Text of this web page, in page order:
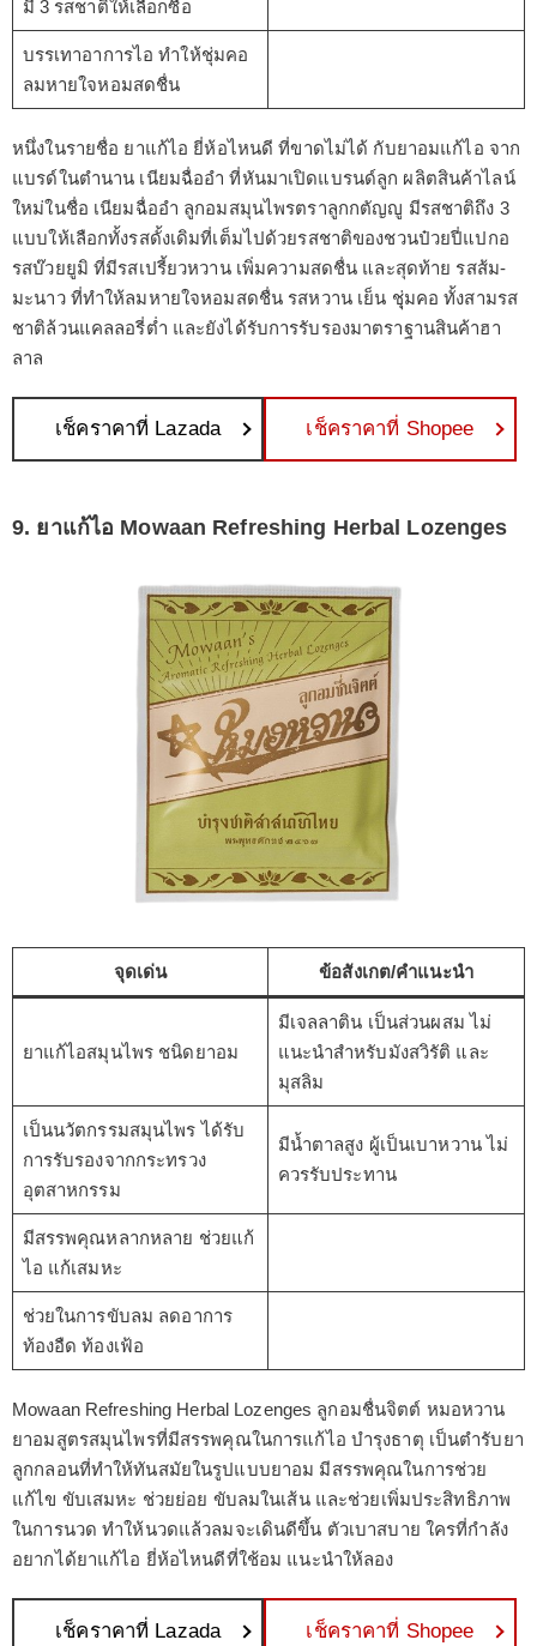
มี 3 รสชาติให้เลือกซื้อ
บรรเทาอาการไอ ทำให้ชุ่มคอ
ลมหายใจหอมสดชื่น
หนึ่งในรายชื่อ ยาแก้ไอ ยี่ห้อไหนดี ที่ขาดไม่ได้ กับยาอมแก้ไอ จาก
แบรด์ในตำนาน เนียมฉื่ออำ ที่หันมาเปิดแบรนด์ลูก ผลิตสินค้าไลน์
ใหม่ในชื่อ เนียมฉื่ออำ ลูกอมสมุนไพรตราลูกกตัญญู มีรสชาติถึง 3
แบบให้เลือกทั้งรสดั้งเดิมที่เต็มไปด้วยรสชาติของชวนป๋วยปี่แปกอ
รสบ๊วยยูมิ ที่มีรสเปรี้ยวหวาน เพิ่มความสดชื่น และสุดท้าย รสส้ม-
มะนาว ที่ทำให้ลมหายใจหอมสดชื่น รสหวาน เย็น ชุุ่มคอ ทั้งสามรส
ชาติล้วนแคลลอรี่ต่ำ และยังได้รับการรับรองมาตราฐานสินค้าฮา
ลาล
เช็คราคาที่ Lazada เช็คราคาที่ Shopee
9. ยาแก้ไอ Mowaan Refreshing Herbal Lozenges
จุดเด่น ข้อสังเกต/คำแนะนำ
ยาแก้ไอสมุนไพร ชนิดยาอม
มีเจลลาติน เป็นส่วนผสม ไม่
แนะนำสำหรับมังสวิรัติ และ
มุสลิม
เป็นนวัตกรรมสมุนไพร ได้รับ
การรับรองจากกระทรวง
อุตสาหกรรม
มีน้ำตาลสูง ผู้เป็นเบาหวาน ไม่
ควรรับประทาน
มีสรรพคุณหลากหลาย ช่วยแก้
ไอ แก้เสมหะ
ช่วยในการขับลม ลดอาการ
ท้องอืด ท้องเฟ้อ
Mowaan Refreshing Herbal Lozenges ลูกอมชื่นจิตต์ หมอหวาน
ยาอมสูตรสมุนไพรที่มีสรรพคุณในการแก้ไอ บำรุงธาตุ เป็นตำรับยา
ลูกกลอนที่ทำให้ทันสมัยในรูปแบบยาอม มีสรรพคุณในการช่วย
แก้ไข ขับเสมหะ ช่วยย่อย ขับลมในเส้น และช่วยเพิ่มประสิทธิภาพ
ในการนวด ทำให้นวดแล้วลมจะเดินดีขึ้น ตัวเบาสบาย ใครที่กำลัง
อยากได้ยาแก้ไอ ยี่ห้อไหนดีที่ใช้อม แนะนำให้ลอง
เช็คราคาที่ Lazada เช็คราคาที่ Shopee